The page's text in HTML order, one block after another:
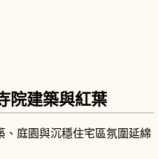
院建築與紅葉
庭園與沉穩住宅區氛圍延綿